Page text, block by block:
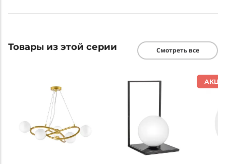
Товары из этой серии Смотреть все